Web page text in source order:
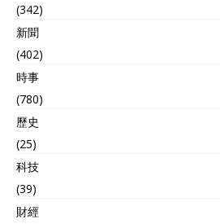
(342)
新聞
(402)
時事
(780)
歷史
(25)
科技
(39)
財經